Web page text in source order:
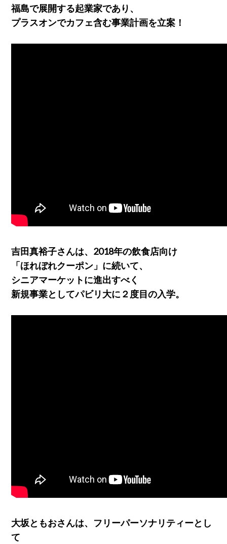
福島で展開する起業家であり、
プラスオンでカフェ含む事業計画を立案！
吉田真裕子さんは、2018年の飲食店向け
「ほれぼれクーポン」に続いて、
シニアマーケットに進出すべく
新規事業としてパビリ大に２度目の入学。
大坂ともおさんは、フリーパーソナリティーとし
て